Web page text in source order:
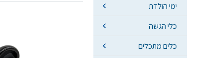
ימי הולדת
כלי הגשה
כלים מתכלים